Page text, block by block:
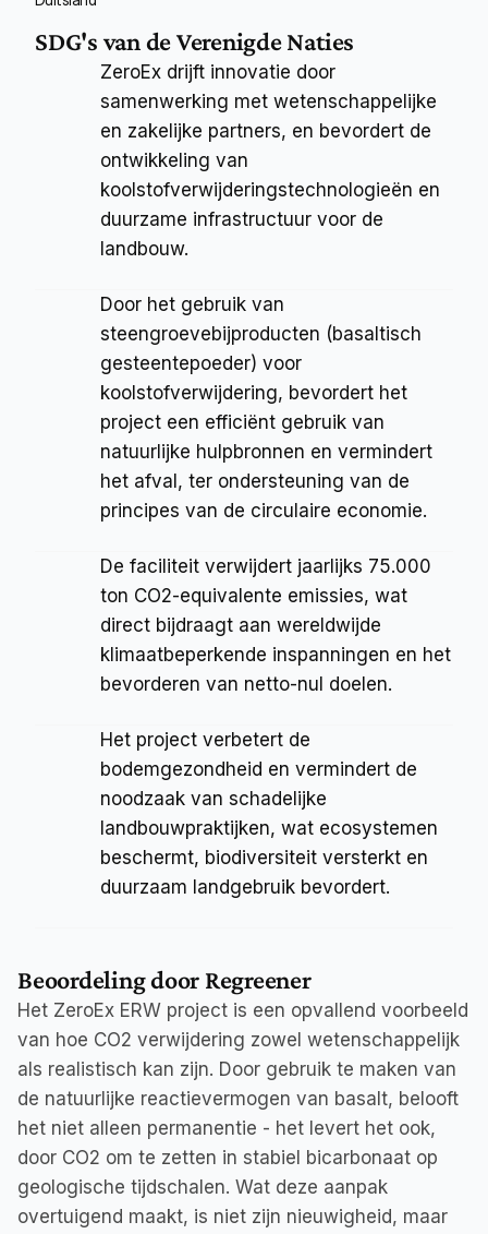
SDG's van de Verenigde Naties
ZeroEx drijft innovatie door
samenwerking met wetenschappelijke
en zakelijke partners, en bevordert de
ontwikkeling van
koolstofverwijderingstechnologieën en
duurzame infrastructuur voor de
landbouw.
Door het gebruik van
steengroevebijproducten (basaltisch
gesteentepoeder) voor
koolstofverwijdering, bevordert het
project een efficiënt gebruik van
natuurlijke hulpbronnen en vermindert
het afval, ter ondersteuning van de
principes van de circulaire economie.
De faciliteit verwijdert jaarlijks 75.000
ton CO2-equivalente emissies, wat
direct bijdraagt aan wereldwijde
klimaatbeperkende inspanningen en het
bevorderen van netto-nul doelen.
Het project verbetert de
bodemgezondheid en vermindert de
noodzaak van schadelijke
landbouwpraktijken, wat ecosystemen
beschermt, biodiversiteit versterkt en
duurzaam landgebruik bevordert.
Beoordeling door Regreener
Het ZeroEx ERW project is een opvallend voorbeeld
van hoe CO2 verwijdering zowel wetenschappelijk
als realistisch kan zijn. Door gebruik te maken van
de natuurlijke reactievermogen van basalt, belooft
het niet alleen permanentie - het levert het ook,
door CO2 om te zetten in stabiel bicarbonaat op
geologische tijdschalen. Wat deze aanpak
overtuigend maakt, is niet zijn nieuwigheid, maar